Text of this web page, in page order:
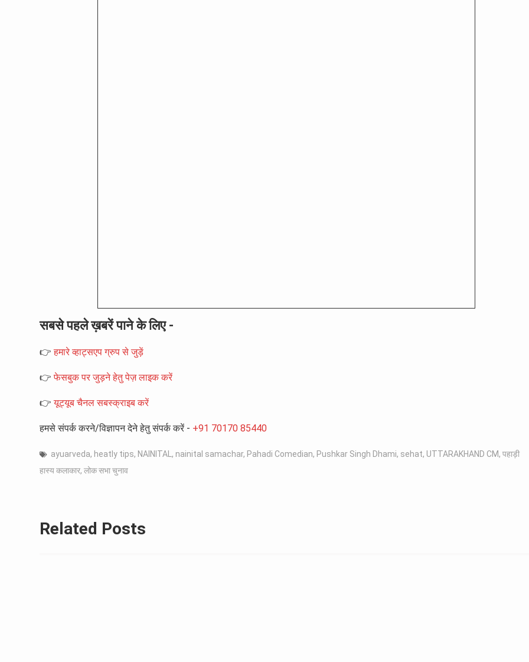
सबसे पहले ख़बरें पाने के लिए -
👉हमारे व्हाट्सएप ग्रुप से जुड़ें
👉फेसबुक पर जुड़ने हेतु पेज़ लाइक करें
👉यूट्यूब चैनल सबस्क्राइब करें
हमसे संपर्क करने/विज्ञापन देने हेतु संपर्क करें - +91 70170 85440
ayuarveda, heatly tips, NAINITAL, nainital samachar, Pahadi Comedian, Pushkar Singh Dhami, sehat, UTTARAKHAND CM, पहाड़ी
हास्य कलाकार, लोक सभा चुनाव
Related Posts